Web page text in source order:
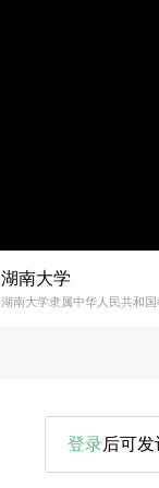
湖南大学
湖南大学隶属中华人民共和国
登录后可发